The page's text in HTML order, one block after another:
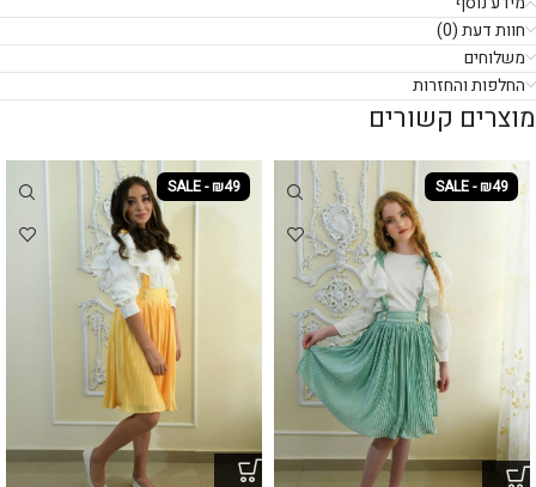
חוות דעת (0)
משלוחים
החלפות והחזרות
מוצרים קשורים
SALE - ₪49
SALE - ₪49